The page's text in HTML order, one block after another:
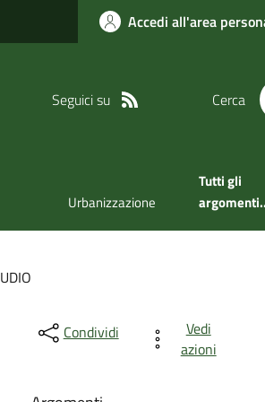
Accedi all'area
Seguici su Cerca
Urbanizzazione
Tutti gli
Condividi
Vedi
azioni